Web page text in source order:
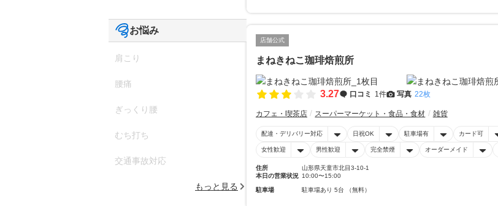
店舗公式
まねきねこ珈琲焙煎所
3.27 口コミ 1件 写真 22枚
カフェ・喫茶店 スーパーマーケット・食品・食材 雑貨
配達・デリバリー対応 日祝OK 駐車場有 カード可
女性歓迎 男性歓迎 完全禁煙 オーダーメイド
住所
山形県天童市北目3-10-1
本日の営業状況 10:00〜15:00
駐車場 駐車場あり 5台 （無料）
お悩み
肩こり
腰痛
ぎっくり腰
むち打ち
交通事故対応
もっと見る